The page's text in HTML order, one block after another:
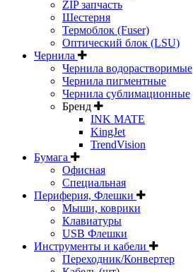
ZIP запчасть
Шестерня
Термоблок (Fuser)
Оптический блок (LSU)
Чернила
Чернила водорастворимые
Чернила пигментные
Чернила сублимационные
Бренд
INK MATE
KingJet
TrendVision
Бумага
Офисная
Специальная
Периферия, Флешки
Мыши, коврики
Клавиатуры
USB Флешки
Инструменты и кабели
Переходник/Конвертер